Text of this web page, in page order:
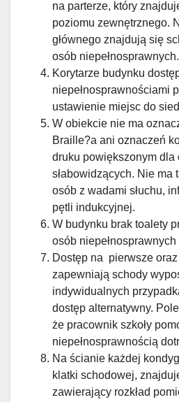
na parterze, który
poziomu zewnętrznego.
głównego znajdują się
osób niepełnosprawnych.
Korytarze budynku
niepełnosprawnościami
ustawienie miejsc do
W obiekcie nie ma
Braille?a ani oznaczeń
druku powiększonym dla
słabowidzących. Nie ma
osób z wadami słuchu,
pętli indukcyjnej.
W budynku brak toalety
osób
Dostęp na pierwsze
zapewniają schody
indywidualnych
dostęp alternatywny.
że pracownik szkoły
niepełnosprawnością
Na ścianie każdej
klatki schodowej,
zawierający rozkład